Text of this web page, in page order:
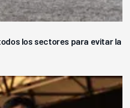
los sectores para evitar la